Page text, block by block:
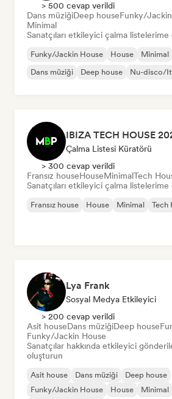
> 500 cevap verildi
Dans müziğiDeep houseFunky/
Minimal
Sanatçıları etkileyici çalma listelerime
Funky/Jackin House House Minimal
Dans müziği
Deep house Nu-disco/
IBIZA TECH HOUSE
Çalma Listesi Küratörü
> 300 cevap verildi
Fransız houseHouseMinimalTech
Sanatçıları etkileyici çalma listelerime
Fransız house House Minimal Tech
Lya Frank
Sosyal Medya Etkileyici
> 200 cevap verildi
Asit houseDans müziğiDeep house
Funky/Jackin House
Sanatçılar hakkında etkileyici
oluşturun
Asit house Dans müziği
Deep house
Funky/Jackin House
House Minimal